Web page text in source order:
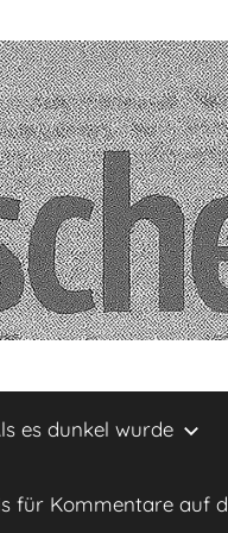
es dunkel wurde
für Kommentare auf